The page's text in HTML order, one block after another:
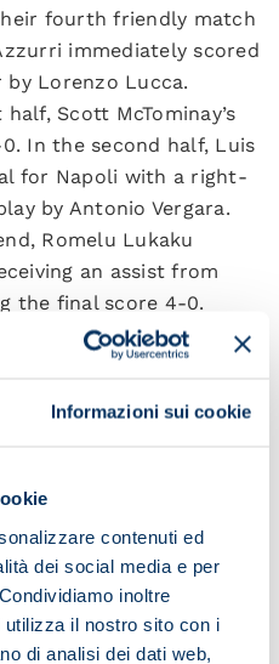
Informazioni sui cookie
contenuti ed
dei social media e per
inoltre
il nostro sito con i
di analisi dei dati web,
fourth friendly match
immediately scored
Lorenzo Lucca.
Scott McTominay’s
In the second half, Luis
for Napoli with a right-
by Antonio Vergara.
Romelu Lukaku
an assist from
the final score 4-0.
22, Hasa 75, Lukaku
70); Mazzocchi,
79), Gilmour,
Noa Lang
70). Coach Antonio